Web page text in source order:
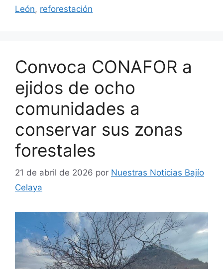
León, reforestación
Convoca CONAFOR a
ejidos de ocho
comunidades a
conservar sus zonas
forestales
21 de abril de 2026 por Nuestras Noticias Bajío
Celaya